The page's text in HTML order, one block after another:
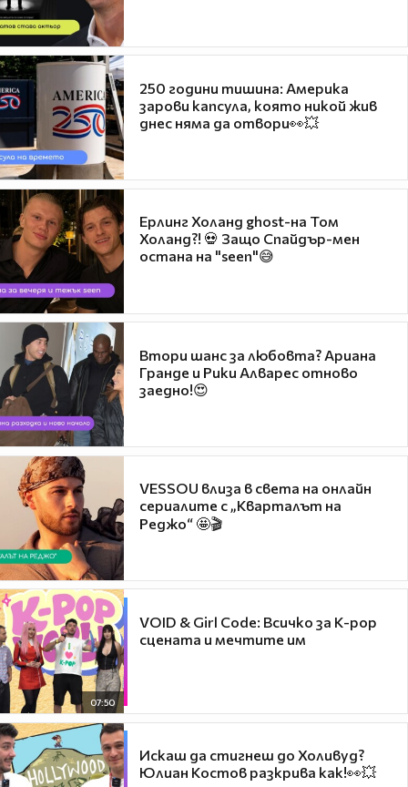
250 години тишина: Америка
зарови капсула, която никой жив
днес няма да отвори👀💥
Ерлинг Холанд ghost-на Том
Холанд?! 💀 Защо Спайдър-мен
остана на "seen"😅
Втори шанс за любовта? Ариана
Гранде и Рики Алварес отново
заедно!😍
VESSOU влиза в света на онлайн
сериалите с „Кварталът на
Реджо“ 🤩🎬
07:50
VOID & Girl Code: Всичко за K-pop
сцената и мечтите им
Искаш да стигнеш до Холивуд?
Юлиан Костов разкрива как!👀💥